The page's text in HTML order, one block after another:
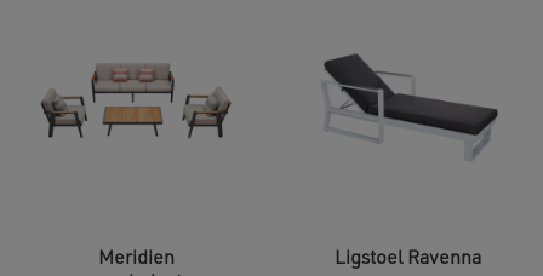
Meridien
Ligstoel Ravenna